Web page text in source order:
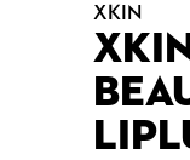
XKIN